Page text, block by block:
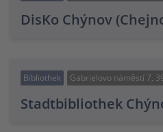
DisKo Chýnov
Bibliothek Gabrielovo náměstí 7,
Stadtbibliothek